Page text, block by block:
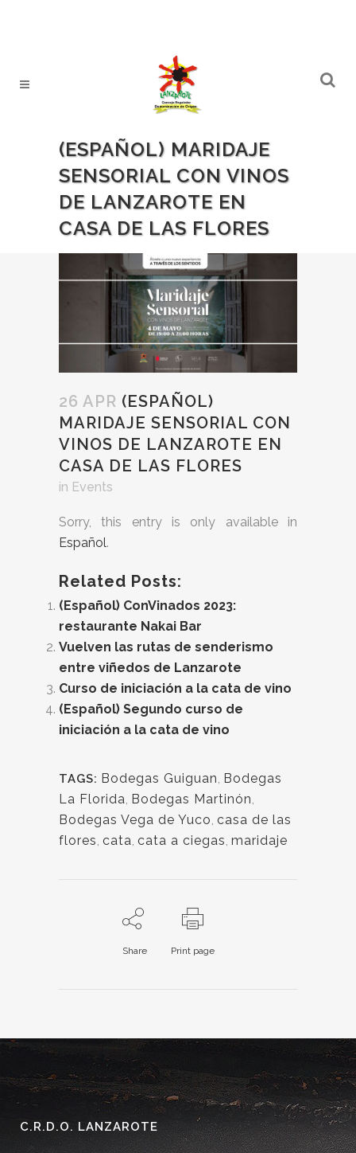
(ESPAÑOL) MARIDAJE
SENSORIAL CON VINOS
DE LANZAROTE EN
CASA DE LAS FLORES
26 APR (ESPAÑOL)
MARIDAJE SENSORIAL CON
VINOS DE LANZAROTE EN
CASA DE LAS FLORES
in Events
Sorry, this entry is only available in
Español.
Related Posts:
(Español) ConVinados 2023:
restaurante Nakai Bar
Vuelven las rutas de senderismo
entre viñedos de Lanzarote
Curso de iniciación a la cata de vino
(Español) Segundo curso de
iniciación a la cata de vino
TAGS: Bodegas Guiguan, Bodegas
La Florida, Bodegas Martinón,
Bodegas Vega de Yuco, casa de las
flores, cata, cata a ciegas, maridaje
Share Print page
C.R.D.O. LANZAROTE